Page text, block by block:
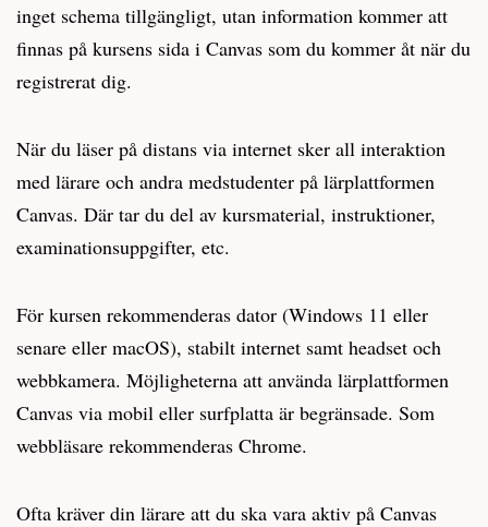
inget schema tillgängligt, utan information kommer att
finnas på kursens sida i Canvas som du kommer åt när du
registrerat dig.
När du läser på distans via internet sker all interaktion
med lärare och andra medstudenter på lärplattformen
Canvas. Där tar du del av kursmaterial, instruktioner,
examinationsuppgifter, etc.
För kursen rekommenderas dator (Windows 11 eller
senare eller macOS), stabilt internet samt headset och
webbkamera. Möjligheterna att använda lärplattformen
Canvas via mobil eller surfplatta är begränsade. Som
webbläsare rekommenderas Chrome.
Ofta kräver din lärare att du ska vara aktiv på Canvas